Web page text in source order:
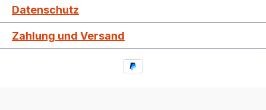
Datenschutz
Zahlung und Versand